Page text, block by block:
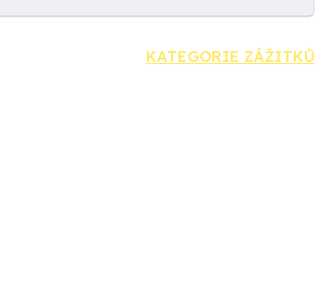
KATEGORIE ZÁŽITKŮ